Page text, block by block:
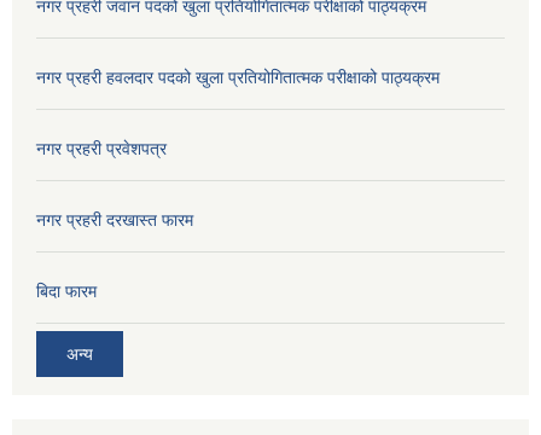
नगर प्रहरी जवान पदको खुला प्रतियोगितात्मक परीक्षाको पाठ्यक्रम
नगर प्रहरी हवलदार पदको खुला प्रतियोगितात्मक परीक्षाको पाठ्यक्रम
नगर प्रहरी प्रवेशपत्र
नगर प्रहरी दरखास्त फारम
बिदा फारम
अन्य